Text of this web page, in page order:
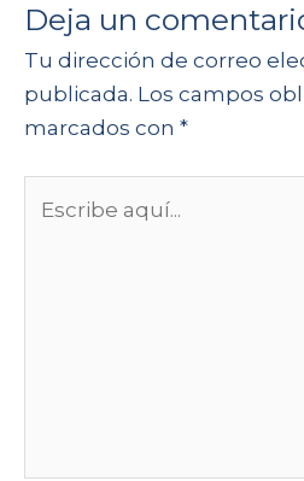
Deja un
Tu dirección de correo
publicada. Los campos
marcados con *